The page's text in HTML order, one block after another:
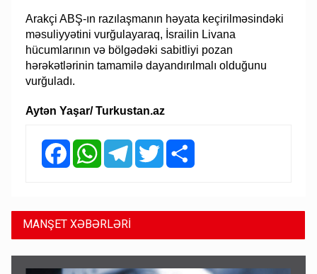
Arakçi ABŞ-ın razılaşmanın həyata keçirilməsindəki
məsuliyyətini vurğulayaraq, İsrailin Livana
hücumlarının və bölgədəki sabitliyi pozan
hərəkətlərinin tamamilə dayandırılmalı olduğunu
vurğuladı.
Aytən Yaşar/ Turkustan.az
FacebookWhatsAppTelegramTwitter
MANŞET XƏBƏRLƏRİ